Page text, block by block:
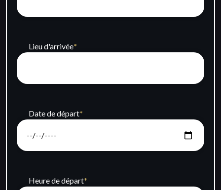
Lieu d'arrivée*
Date de départ*
Heure de départ*